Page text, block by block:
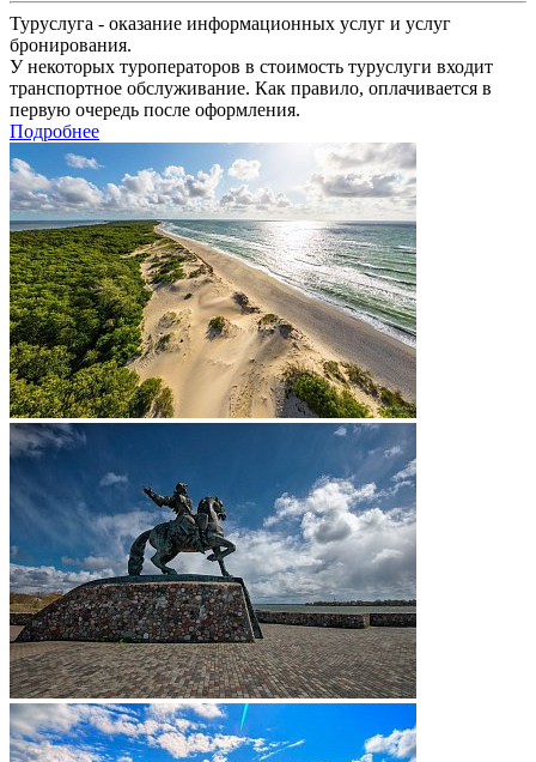
Туруслуга - оказание информационных услуг и услуг
бронирования.
У некоторых туроператоров в стоимость туруслуги входит
транспортное обслуживание. Как правило, оплачивается в
первую очередь после оформления.
Подробнее